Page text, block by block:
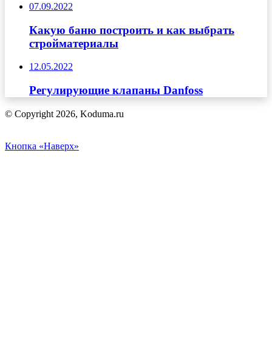
07.09.2022
Какую баню построить и как выбрать
стройматериалы
12.05.2022
Регулирующие клапаны Danfoss
© Copyright 2026, Koduma.ru
Кнопка «Наверх»